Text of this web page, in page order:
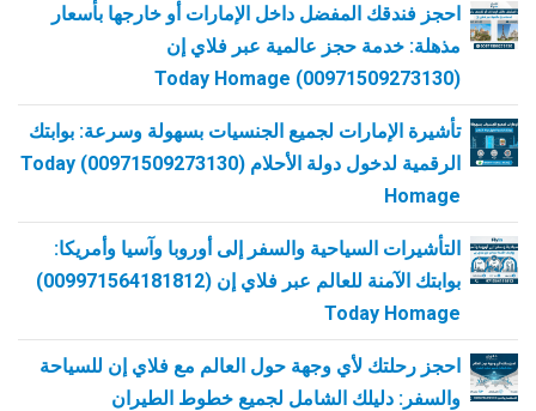
احجز فندقك المفضل داخل الإمارات أو خارجها بأسعار
مذهلة: خدمة حجز عالمية عبر فلاي إن
(00971509273130) Today Homage
تأشيرة الإمارات لجميع الجنسيات بسهولة وسرعة: بوابتك
الرقمية لدخول دولة الأحلام (00971509273130) Today
Homage
التأشيرات السياحية والسفر إلى أوروبا وآسيا وأمريكا:
بوابتك الآمنة للعالم عبر فلاي إن (009971564181812)
Today Homage
احجز رحلتك لأي وجهة حول العالم مع فلاي إن للسياحة
والسفر: دليلك الشامل لجميع خطوط الطيران